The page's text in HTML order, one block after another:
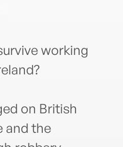
working
on British
and the